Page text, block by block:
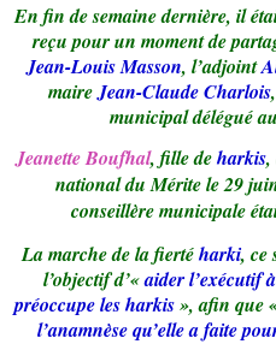
En fin de semaine dernière, il
reçu pour un moment de
Jean-Louis Masson, l’adjoint
maireJean-Claude Charlois
municipal délégué
Jeanette Boufhal, fille deharkis,
national du Mérite le 29
conseillère municipale
La marche de la fiertéharki, ce
l’objectif d’«aider l’exécutif
préoccupe les harkis», afin que
l’anamnèse qu’elle a faite